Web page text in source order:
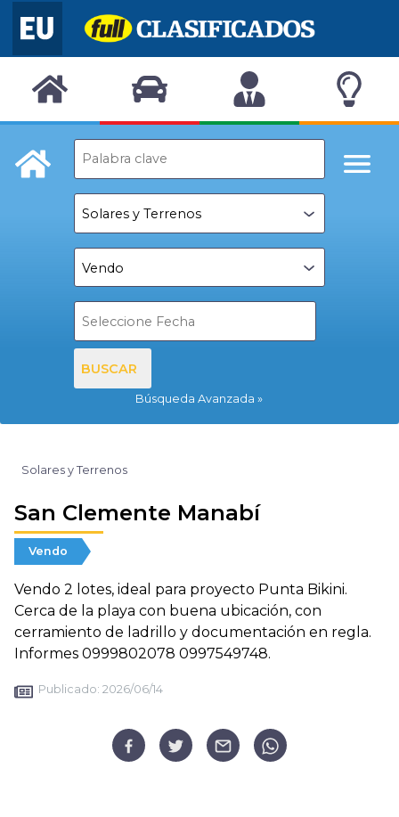
BUSCAR
Búsqueda Avanzada
Solares y Terrenos
San Clemente Manabí
Vendo
Vendo 2 lotes, ideal para proyecto Punta Bikini.
Cerca de la playa con buena ubicación, con
cerramiento de ladrillo y documentación en regla.
Informes 0999802078 0997549748.
Publicado: 2026/06/14